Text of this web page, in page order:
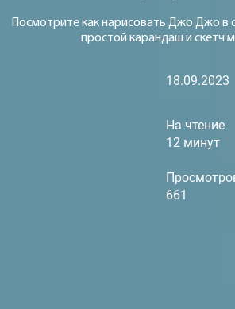
Посмотрите как нарисовать Джо Джо в
простой карандаш и скетч
18.09.2023
На чтение
12 минут
661